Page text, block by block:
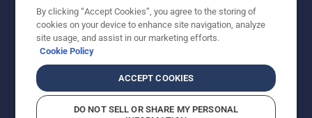
By clicking “Accept Cookies”, you agree to the storing of
cookies on your device to enhance site navigation, analyze
site usage, and assist in our marketing efforts.
Cookie Policy
ACCEPT COOKIES
DO NOT SELL OR SHARE MY PERSONAL